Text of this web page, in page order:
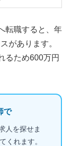
転職すると、年
があります。
るため600万円
で
人を探せま
くれます。